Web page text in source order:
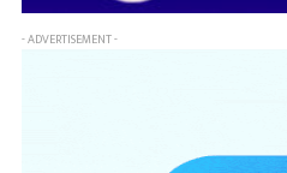
- ADVERTISEMENT -